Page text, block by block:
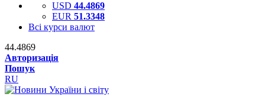
USD 44.4869
EUR 51.3348
Всі курси валют
44.4869
Авторизація
Пошук
RU